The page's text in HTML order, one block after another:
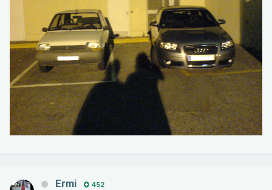
Ermi 452